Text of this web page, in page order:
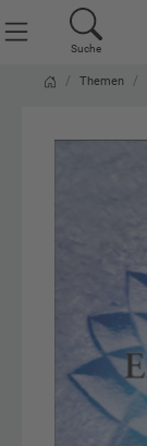
Suche
Themen